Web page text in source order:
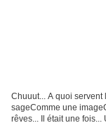
Chuuut... A quoi
sageComme une
rêves... Il était une fois...